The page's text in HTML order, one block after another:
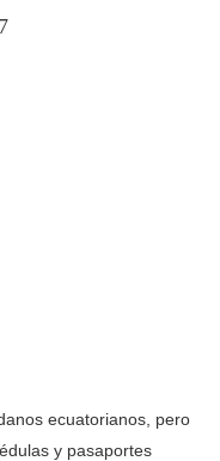
ecuatorianos, pero
y pasaportes